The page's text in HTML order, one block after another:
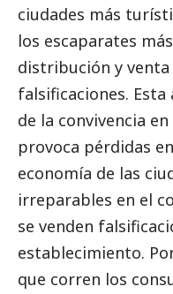
ciudades más
los escaparates
distribución y
falsificaciones.
de la convivencia
provoca pérdidas
economía de las
irreparables en el
se venden
establecimiento.
que corren los